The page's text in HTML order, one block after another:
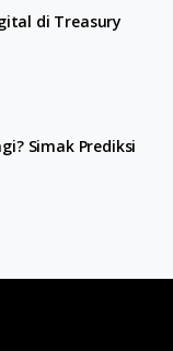
di Treasury
Simak Prediksi